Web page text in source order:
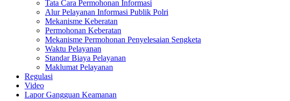
Tata Cara Permohonan Informasi
Alur Pelayanan Informasi Publik Polri
Mekanisme Keberatan
Permohonan Keberatan
Mekanisme Permohonan Penyelesaian Sengketa
Waktu Pelayanan
Standar Biaya Pelayanan
Maklumat Pelayanan
Regulasi
Video
Lapor Gangguan Keamanan